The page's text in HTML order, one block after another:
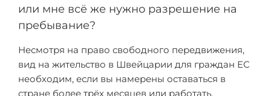
или мне всё же нужно разрешение на
пребывание?
Несмотря на право свободного передвижения,
вид на жительство в Швейцарии для граждан ЕС
необходим, если вы намерены оставаться в
стране более трёх месяцев или работать.